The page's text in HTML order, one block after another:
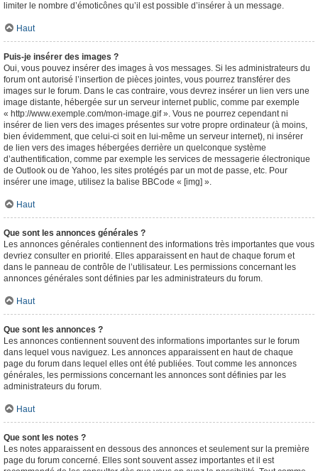
limiter le nombre d’émoticônes qu’il est possible d’insérer à un message.
Haut
Puis-je insérer des images ?
Oui, vous pouvez insérer des images à vos messages. Si les administrateurs du
forum ont autorisé l’insertion de pièces jointes, vous pourrez transférer des
images sur le forum. Dans le cas contraire, vous devrez insérer un lien vers une
image distante, hébergée sur un serveur internet public, comme par exemple
« http://www.exemple.com/mon-image.gif ». Vous ne pourrez cependant ni
insérer de lien vers des images présentes sur votre propre ordinateur (à moins,
bien évidemment, que celui-ci soit en lui-même un serveur internet), ni insérer
de lien vers des images hébergées derrière un quelconque système
d’authentification, comme par exemple les services de messagerie électronique
de Outlook ou de Yahoo, les sites protégés par un mot de passe, etc. Pour
insérer une image, utilisez la balise BBCode « [img] ».
Haut
Que sont les annonces générales ?
Les annonces générales contiennent des informations très importantes que vous
devriez consulter en priorité. Elles apparaissent en haut de chaque forum et
dans le panneau de contrôle de l’utilisateur. Les permissions concernant les
annonces générales sont définies par les administrateurs du forum.
Haut
Que sont les annonces ?
Les annonces contiennent souvent des informations importantes sur le forum
dans lequel vous naviguez. Les annonces apparaissent en haut de chaque
page du forum dans lequel elles ont été publiées. Tout comme les annonces
générales, les permissions concernant les annonces sont définies par les
administrateurs du forum.
Haut
Que sont les notes ?
Les notes apparaissent en dessous des annonces et seulement sur la première
page du forum concerné. Elles sont souvent assez importantes et il est